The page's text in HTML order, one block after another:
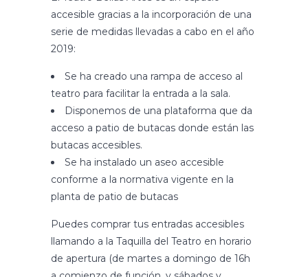
accesible gracias a la incorporación de una
serie de medidas llevadas a cabo en el año
2019:
Se ha creado una rampa de acceso al
teatro para facilitar la entrada a la sala.
Disponemos de una plataforma que da
acceso a patio de butacas donde están las
butacas accesibles.
Se ha instalado un aseo accesible
conforme a la normativa vigente en la
planta de patio de butacas
Puedes comprar tus entradas accesibles
llamando a la Taquilla del Teatro en horario
de apertura (de martes a domingo de 16h